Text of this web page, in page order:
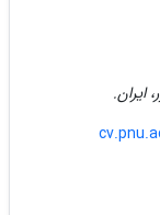
ایران.